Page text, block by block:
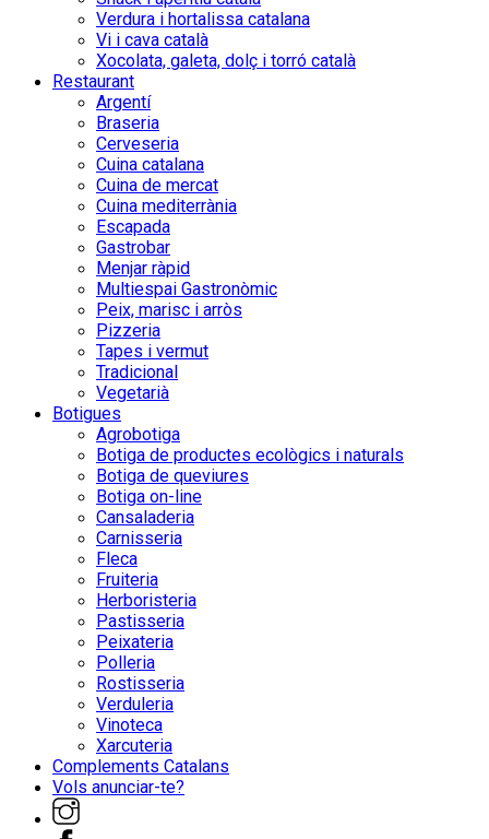
Verdura i hortalissa catalana
Vi i cava català
Xocolata, galeta, dolç i torró català
Restaurant
Argentí
Braseria
Cerveseria
Cuina catalana
Cuina de mercat
Cuina mediterrània
Escapada
Gastrobar
Menjar ràpid
Multiespai Gastronòmic
Peix, marisc i arròs
Pizzeria
Tapes i vermut
Tradicional
Vegetarià
Botigues
Agrobotiga
Botiga de productes ecològics i naturals
Botiga de queviures
Botiga on-line
Cansaladeria
Carnisseria
Fleca
Fruiteria
Herboristeria
Pastisseria
Peixateria
Polleria
Rostisseria
Verduleria
Vinoteca
Xarcuteria
Complements Catalans
Vols anunciar-te?